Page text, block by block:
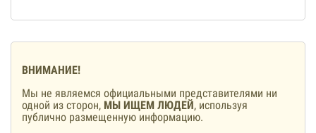
ВНИМАНИЕ!
Мы не являемся официальными представителями ни
одной из сторон, МЫ ИЩЕМ ЛЮДЕЙ, используя
публично размещенную информацию.